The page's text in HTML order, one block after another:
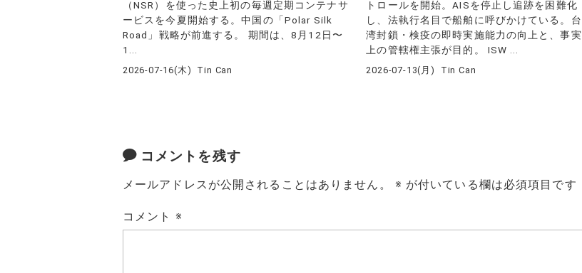
（NSR）を使った史上初の毎週定期コンテナサ
ービスを今夏開始する。中国の「Polar Silk
Road」戦略が前進する。 期間は、8月12日〜
1...
2026-07-16(木) Tin Can
トロールを開始。AISを停止し追跡を困難化
し、法執行名目で船舶に呼びかけている。台
湾封鎖・検疫の即時実施能力の向上と、事実
上の管轄権主張が目的。 ISW ...
2026-07-13(月) Tin Can
コメントを残す
メールアドレスが公開されることはありません。 ※ が付いている欄は必須項目です
コメント ※